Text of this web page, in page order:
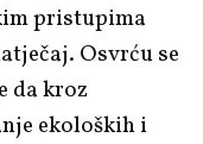
pristupima
Osvrću se
da kroz
ekoloških i